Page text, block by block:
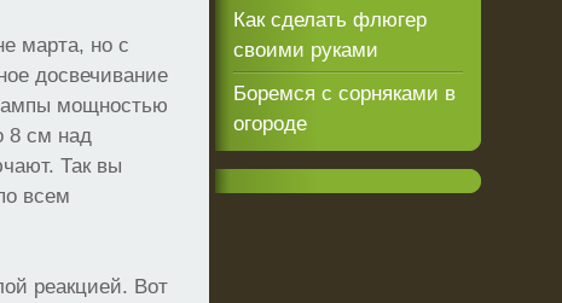
марта, но с
досвечивание
мощностью
8 см над
Так вы
всем
реакцией. Вот
Как сделать флюгер
своими руками
Боремся с сорняками в
огороде